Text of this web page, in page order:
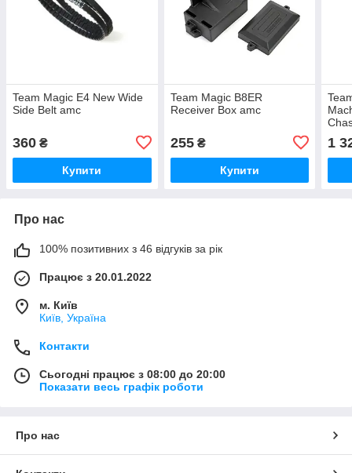
Team Magic E4 New Wide
Side Belt amc
360 ₴
Купити
Team Magic B8ER
Receiver Box amc
255₴
Купити
1
Про нас
100% позитивних з 46 відгуків за рік
Працює з 20.01.2022
м. Київ
Київ, Україна
Контакти
Сьогодні працює з 08:00 до 20:00
Показати весь графік роботи
Про нас